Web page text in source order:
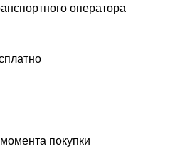
оператора
покупки